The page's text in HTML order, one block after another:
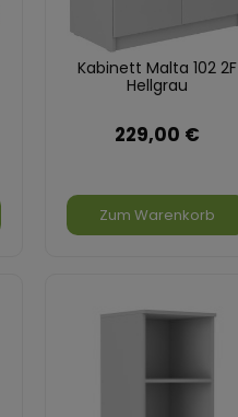
Kabinett Malta 102 2F
Hellgrau
229,00 €
Zum Warenkorb